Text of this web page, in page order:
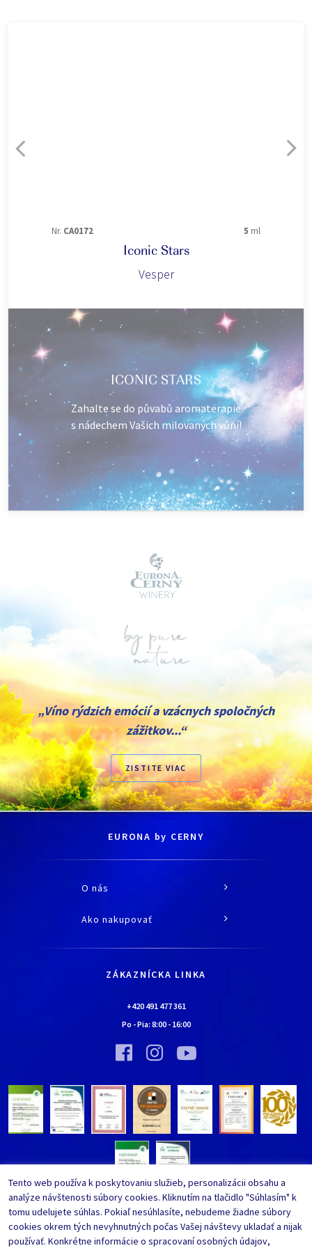
ICONIC STARS
Zahalte se do půvabů aromaterapie
s nádechem Vašich milovaných vůní!
Nr. CA0172 5 ml
Iconic Stars
Vesper
„Víno rýdzich emócií a vzácnych spoločných
zážitkov...“
ZISTITE VIAC
EURONA by CERNY
O nás
O spoločnosti
Kontaktné údaje
Bolo nebolo…
Vínna pivnica EURONA by Cerny
Bolo nebolo…
Ako nakupovať
Všetko o nákupe
Najčastejšie kladené otázky
Upraviť nastavenia ochrany
ZÁKAZNÍCKA LINKA
+420 491 477 361
Po - Pia: 8:00- 16:00
Tento web používa k poskytovaniu služieb, personalizácii obsahu a
analýze návštenosti súbory cookies. Kliknutím na tlačidlo "Súhlasím" k
tomu udelujete súhlas. Pokiaľ nesúhlasíte, nebudeme žiadne súbory
cookies okrem tých nevyhnutných počas Vašej návštevy ukladať a nijak
používať. Konkrétne informácie o spracovaní osobných údajov,